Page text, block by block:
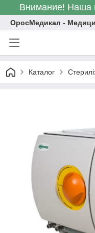
Внимание! Наша
ОросМедикал -
Каталог